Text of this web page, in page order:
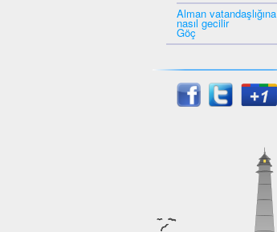
Alman vatandaşlığına
nasıl gecilir
Göç